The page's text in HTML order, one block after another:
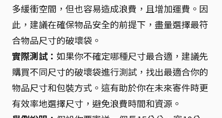
多緩衝空間，但也容易造成浪費，且增加運費。因
此，建議在確保物品安全的前提下，盡量選擇最符
合物品尺寸的破壞袋。
實際測試： 如果你不確定哪種尺寸最合適，建議先
購買不同尺寸的破壞袋進行測試，找出最適合你的
物品尺寸和包裝方式。這有助於你在未來寄件時更
有效率地選擇尺寸，避免浪費時間和資源。